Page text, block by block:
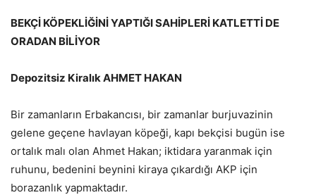
BEKÇİ KÖPEKLİĞİNİ YAPTIĞI SAHİPLERİ KATLETTİ DE
ORADAN BİLİYOR
Depozitsiz Kiralık AHMET HAKAN
Bir zamanların Erbakancısı, bir zamanlar burjuvazinin
gelene geçene havlayan köpeği, kapı bekçisi bugün ise
ortalık malı olan Ahmet Hakan; iktidara yaranmak için
ruhunu, bedenini beynini kiraya çıkardığı AKP için
borazanlık yapmaktadır.